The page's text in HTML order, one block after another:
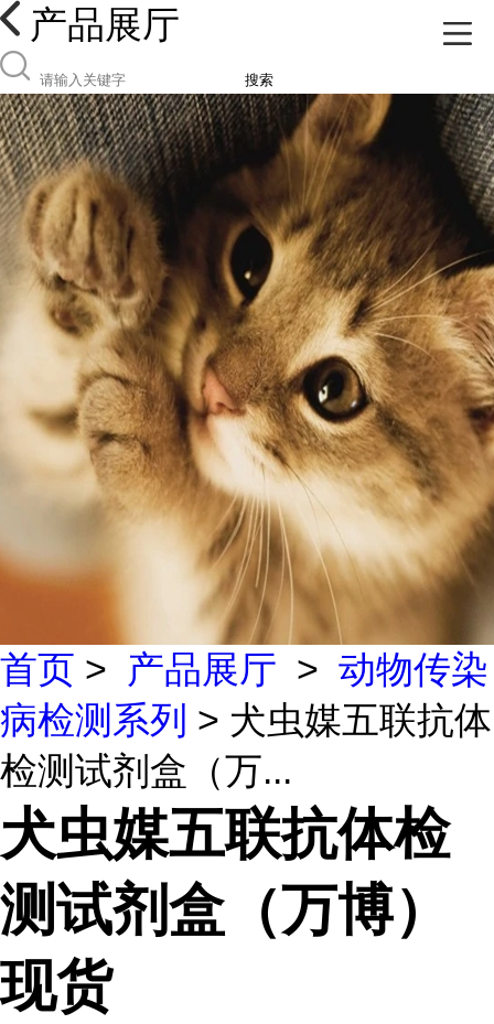
产品展厅
搜索
首页 > 产品展厅 > 动物传染
病检测系列 > 犬虫媒五联抗体
检测试剂盒（万...
犬虫媒五联抗体检
测试剂盒（万博）
现货